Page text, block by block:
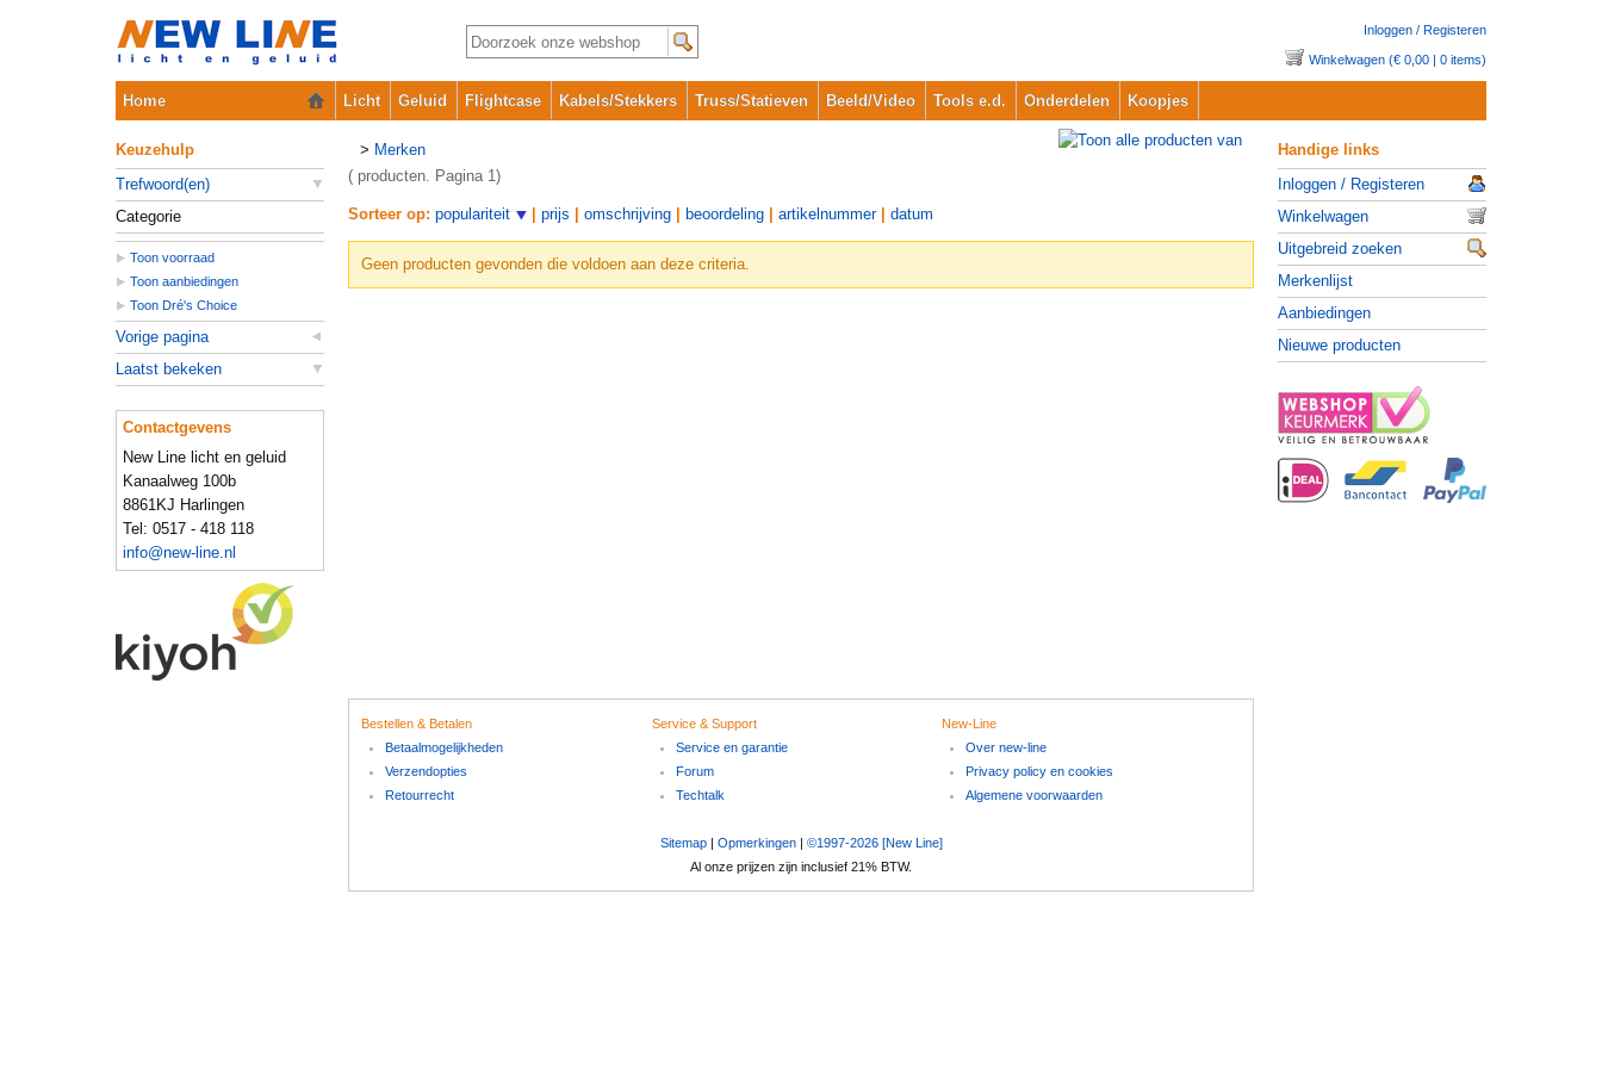
Inloggen / Registeren
Winkelwagen (€ 0,00 | 0 items)
Home Licht Geluid Flightcase Kabels/Stekkers Truss/Statieven Beeld/Video Tools e.d. Onderdelen Koopjes
> Merken
( producten. Pagina 1)
Sorteer op: populariteit prijs omschrijving beoordeling artikelnummer| datum
Geen producten gevonden die voldoen aan deze criteria.
Keuzehulp
Trefwoord(en)
Categorie
Toon voorraad
Toon aanbiedingen
Toon Dré's Choice
Vorige pagina
Laatst bekeken
Contactgevens
New Line licht en geluid
Kanaalweg 100b
8861KJ Harlingen
Tel: 0517 - 418 118
info@new-line.nl
Handige links
Inloggen / Registeren
Winkelwagen
Uitgebreid zoeken
Merkenlijst
Aanbiedingen
Nieuwe producten
Bestellen & Betalen
Betaalmogelijkheden
Verzendopties
Retourrecht
Service & Support
Service en garantie
Forum
Techtalk
New-Line
Over new-line
Privacy policy en cookies
Algemene voorwaarden
Sitemap| Opmerkingen| ©1997-2026 [New Line]
Al onze prijzen zijn inclusief 21% BTW.